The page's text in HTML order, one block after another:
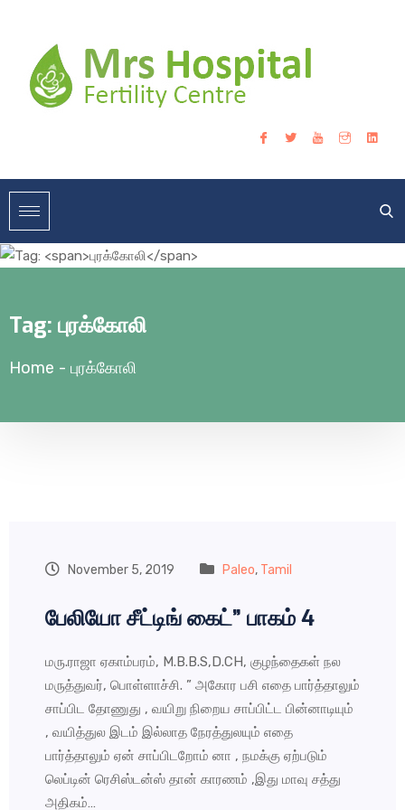
Tag: புரக்கோலி
Home - புரக்கோலி
November 5, 2019 Paleo, Tamil
பேலியோ சீட்டிங் கைட்” பாகம் 4
மரு.ராஜா ஏகாம்பரம், M.B.B.S,D.CH, குழந்தைகள் நல
மருத்துவர், பொள்ளாச்சி. ” அகோர பசி எதை பார்த்தாலும்
சாப்பிட தோணுது , வயிறு நிறைய சாப்பிட்ட பின்னாடியும்
, வயித்துல இடம் இல்லாத நேரத்துலயும் எதை
பார்த்தாலும் ஏன் சாப்பிடறோம் னா , நமக்கு ஏற்படும்
லெப்டின் ரெசிஸ்டன்ஸ் தான் காரணம் ,இது மாவு சத்து
அதிகம்…